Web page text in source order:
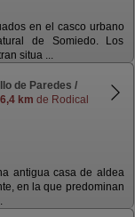
en el casco urbano
de Somiedo. Los
situa ...
de Paredes /
km de Rodical
antigua casa de aldea
en la que predominan